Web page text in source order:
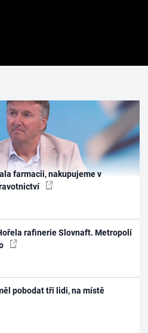
farmacii, nakupujeme v
rafinerie Slovnaft. Metropolí
pobodat tři lidi, na místě